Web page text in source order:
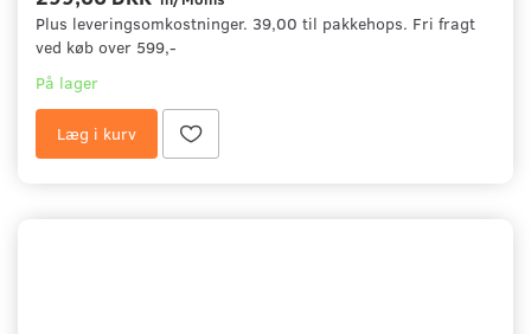
Plus leveringsomkostninger. 39,00 til pakkehops. Fri fragt
ved køb over 599,-
På lager
Læg i kurv